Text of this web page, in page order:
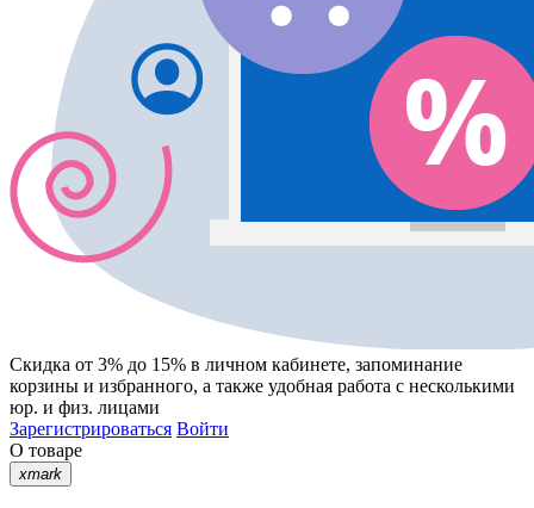
Скидка от 3% до 15% в личном кабинете, запоминание
корзины и избранного, а также удобная работа с несколькими
юр. и физ. лицами
Зарегистрироваться Войти
О товаре
xmark